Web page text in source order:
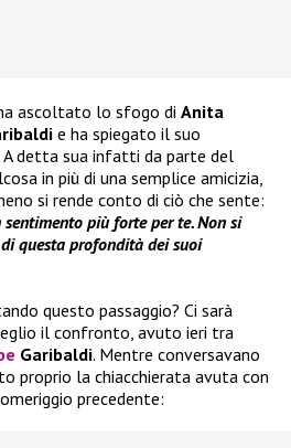
ascoltato lo sfogo di Anita
e ha spiegato il suo
A detta sua infatti da parte del
in più di una semplice amicizia,
si rende conto di ciò che sente:
più forte per te. Non si
questa profondità dei suoi
questo passaggio? Ci sarà
il confronto, avuto ieri tra
Garibaldi. Mentre conversavano
proprio la chiacchierata avuta con
precedente: